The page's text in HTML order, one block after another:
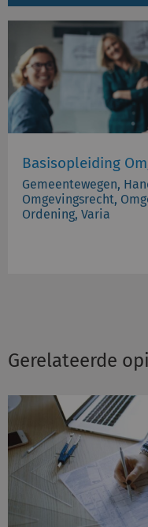
Basisopleiding
Gemeentewegen,
Omgevingsrecht,
Ordening, Varia
Gerelateerde